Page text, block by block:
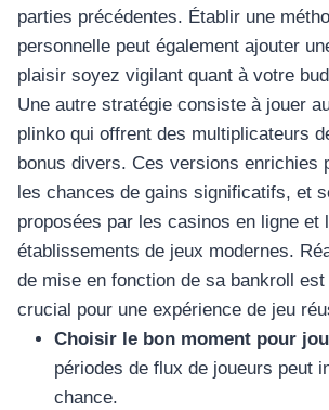
parties précédentes. Établir une
personnelle peut également ajouter
plaisir soyez vigilant quant à votre
Une autre stratégie consiste à jouer
plinko qui offrent des multiplicateurs
bonus divers. Ces versions enrichies
les chances de gains significatifs, et
proposées par les casinos en ligne et
établissements de jeux modernes.
de mise en fonction de sa bankroll est
crucial pour une expérience de jeu
Choisir le bon moment pour
périodes de flux de joueurs peut
chance.